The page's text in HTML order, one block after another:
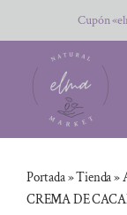
al
contenido
Cupón
Portada»Tienda»
CREMA DE